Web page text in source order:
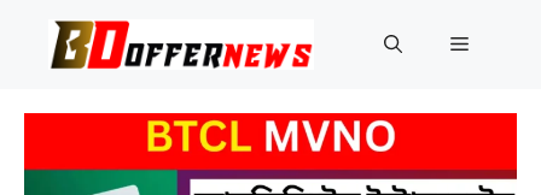
content
Menu